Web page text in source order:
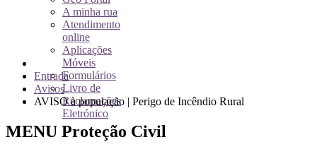
A minha rua
Atendimento
online
Aplicações
Móveis
Formulários
Livro de
Reclamações
Eletrónico
Entrada
Avisos
AVISO à população | Perigo de Incêndio Rural
MENU Proteção Civil